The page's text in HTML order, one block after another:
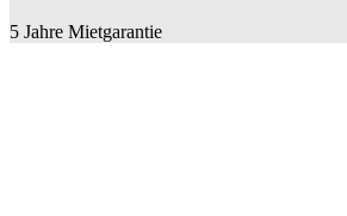
5 Jahre Mietgarantie